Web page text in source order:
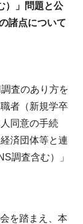
）」問題と公
諸点について
査のあり方を
者（新規学卒
同意の手続
済団体等と連
調査含む）」
を踏まえ、本